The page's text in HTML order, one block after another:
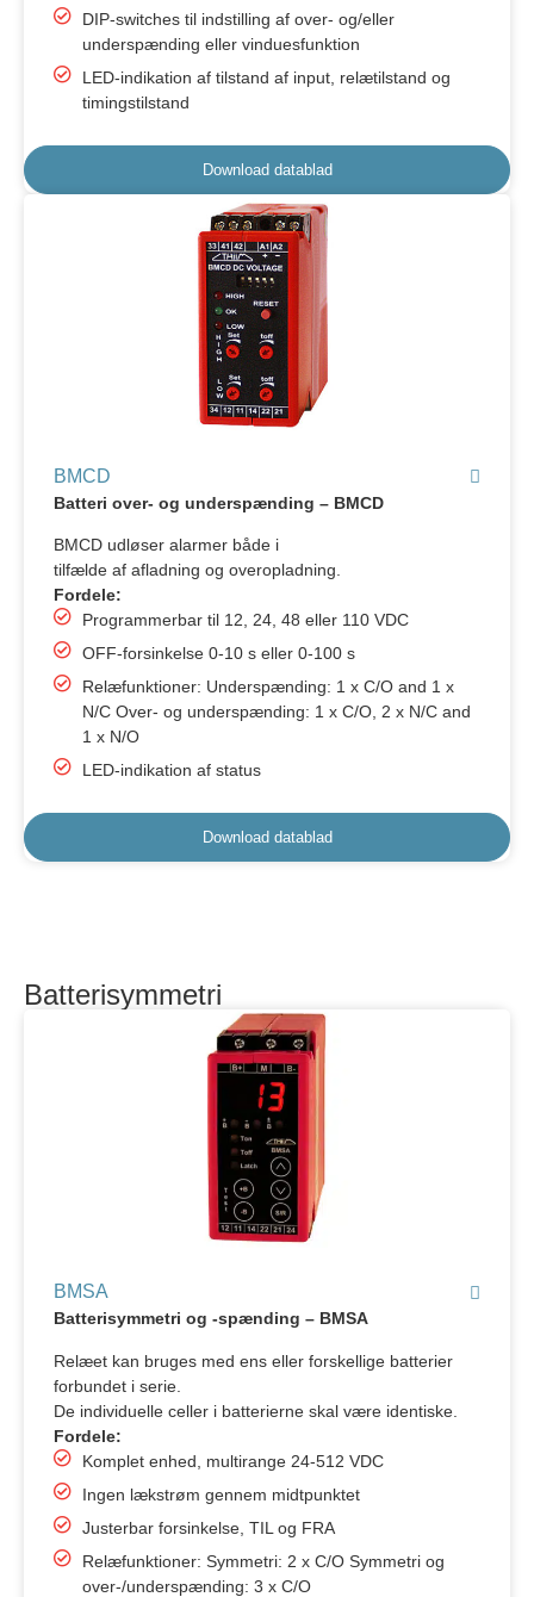
DIP-switches til indstilling af over- og/eller
underspænding eller vinduesfunktion
LED-indikation af tilstand af input, relætilstand og
timingstilstand
Download datablad
BMCD
Batteri over- og underspænding – BMCD
BMCD udløser alarmer både i
tilfælde af afladning og overopladning.
Fordele:
Programmerbar til 12, 24, 48 eller 110 VDC
OFF-forsinkelse 0-10 s eller 0-100 s
Relæfunktioner: Underspænding: 1 x C/O and 1 x
N/C Over- og underspænding: 1 x C/O, 2 x N/C and
1 x N/O
LED-indikation af status
Download datablad
Batterisymmetri
BMSA
Batterisymmetri og -spænding – BMSA
Relæet kan bruges med ens eller forskellige batterier
forbundet i serie.
De individuelle celler i batterierne skal være identiske.
Fordele:
Komplet enhed, multirange 24-512 VDC
Ingen lækstrøm gennem midtpunktet
Justerbar forsinkelse, TIL og FRA
Relæfunktioner: Symmetri: 2 x C/O Symmetri og
over-/underspænding: 3 x C/O